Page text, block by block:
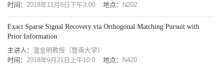
时间： 2018年11月8日下午3:00 地点： N202
Exact Sparse Signal Recovery via Orthogonal Matching Pursuit with
Prior Information
主讲人： 温金明教授（暨南大学）
时间： 2018年9月21日上午10:0 地点： N420